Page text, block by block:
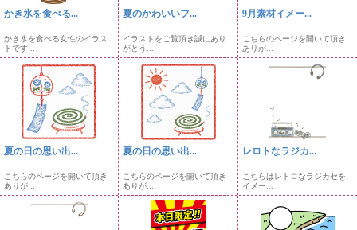
かき氷を食べる...
かき氷を食べる女性のイラス
トです...
夏のかわいいフ...
イラストをご覧頂き誠にあり
がとう...
9月素材イメー...
こちらのページを開いて頂き
ありが...
夏の日の思い出...
こちらのページを開いて頂き
ありが...
夏の日の思い出...
こちらのページを開いて頂き
ありが...
レロトなラジカ...
こちらはレトロなラジカセを
イメー...